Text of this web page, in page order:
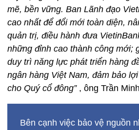
mẽ, bền vững. Ban Lãnh đạo
cao nhất để đổi mới toàn diện,
quản trị, điều hành đưa
những đỉnh cao thành công mới;
duy trì năng lực phát triển hàng
ngân hàng Việt Nam, đảm bảo
cho Quý cổ đông”, ông Trần
Bên cạnh việc bảo vệ nguồn